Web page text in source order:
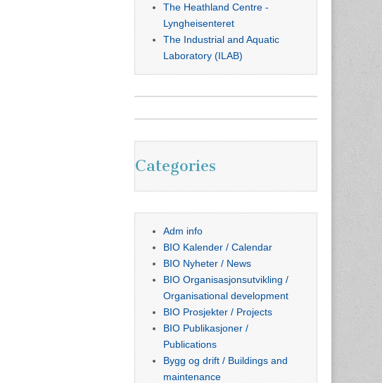
The Heathland Centre -
Lyngheisenteret
The Industrial and Aquatic
Laboratory (ILAB)
Categories
Adm info
BIO Kalender / Calendar
BIO Nyheter / News
BIO Organisasjonsutvikling /
Organisational development
BIO Prosjekter / Projects
BIO Publikasjoner /
Publications
Bygg og drift / Buildings and
maintenance